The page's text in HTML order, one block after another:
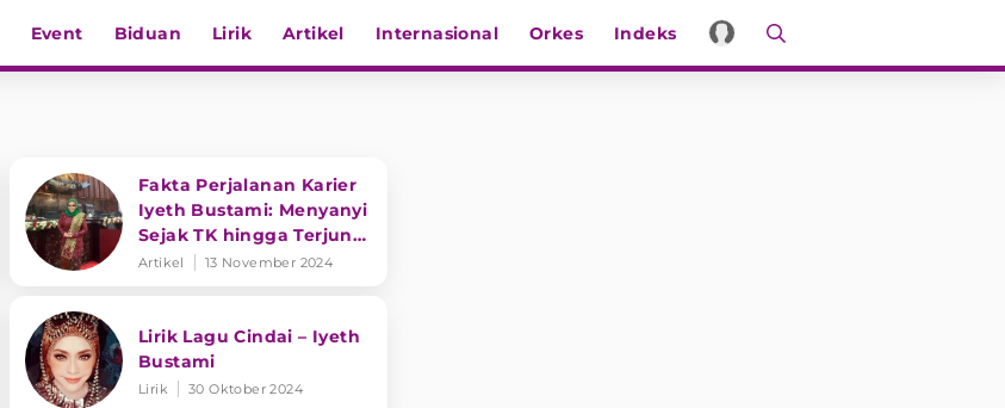
Event Biduan Lirik Artikel Internasional Orkes Indeks
Fakta Perjalanan Karier
Iyeth Bustami: Menyanyi
Sejak TK hingga Terjun
ke Dunia Politik
Artikel 13 November 2024
Lirik Lagu Cindai – Iyeth
Bustami
Lirik 30 Oktober 2024